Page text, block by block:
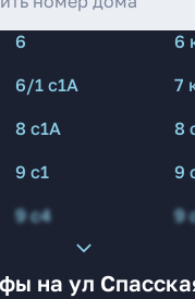
6
6
6/1 с1А
7
8 с1А
8
9 с1
9
9 с4 9
на ул